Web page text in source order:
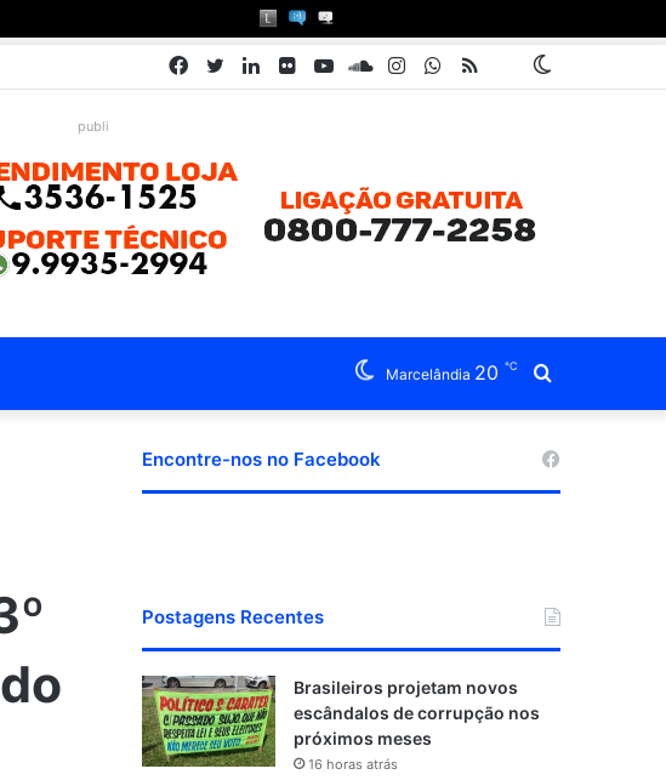
Pátria
RSS
WhatsApp
Instagram
SoundCloud
YouTube
Flickr
Linkedin
Twitter
Facebook
publi
Procurar
por
Marcelândia 20 ℃
Encontre-nos no Facebook
Postagens Recentes
Brasileiros projetam novos
escândalos de corrupção nos
próximos meses
16 horas atrás